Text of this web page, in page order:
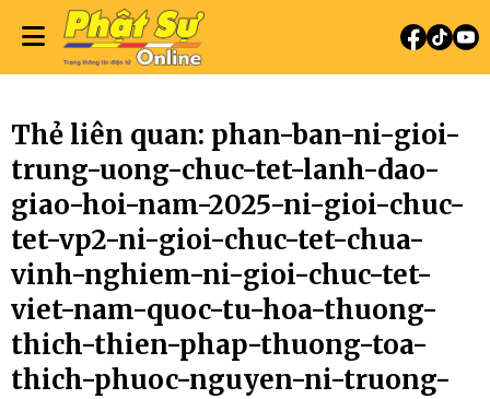
Thẻ liên quan: phan-ban-ni-gioi-
trung-uong-chuc-tet-lanh-dao-
giao-hoi-nam-2025-ni-gioi-chuc-
tet-vp2-ni-gioi-chuc-tet-chua-
vinh-nghiem-ni-gioi-chuc-tet-
viet-nam-quoc-tu-hoa-thuong-
thich-thien-phap-thuong-toa-
thich-phuoc-nguyen-ni-truong-